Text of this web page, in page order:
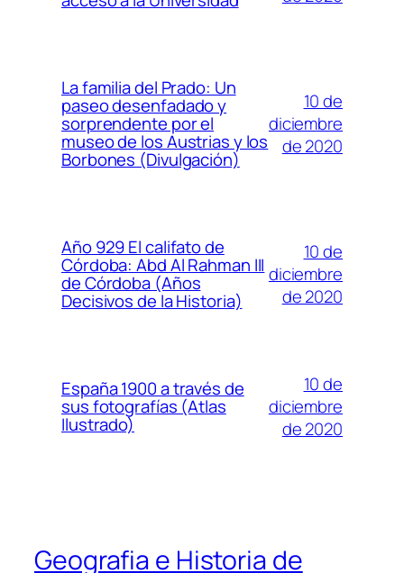
La familia del Prado: Un
paseo desenfadado y
sorprendente por el
museo de los Austrias y los
Borbones (Divulgación)
10 de
diciembre
de 2020
Año 929 El califato de
Córdoba: Abd Al Rahman III
de Córdoba (Años
Decisivos de la Historia)
10 de
diciembre
de 2020
España 1900 a través de
sus fotografías (Atlas
Ilustrado)
10 de
diciembre
de 2020
Geografia e Historia de